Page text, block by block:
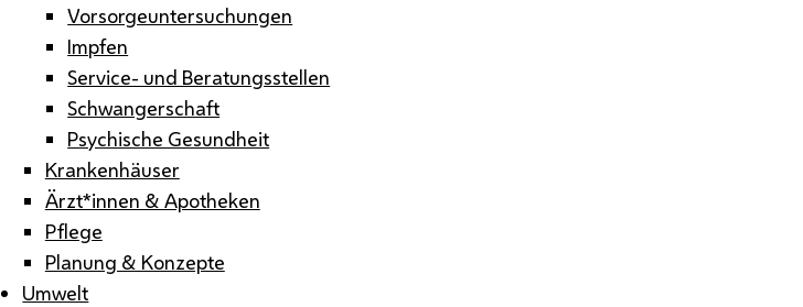
Vorsorgeuntersuchungen
Impfen
Service- und Beratungsstellen
Schwangerschaft
Psychische Gesundheit
Krankenhäuser
Ärzt*innen & Apotheken
Pflege
Planung & Konzepte
Umwelt